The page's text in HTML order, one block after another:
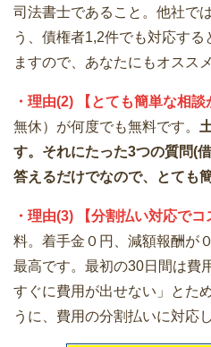
司法書士であること。他社で
う、債権者1,2件でも対応す
ますので、あなたにもオスス
・理由(2) 【とても簡単な相談
無休）が何度でも無料です。
す。それにたった3つの質問(
答えるだけでなので、とても
・理由(3) 【分割払い対応でコ
料。着手金０円、減額報酬が
最高です。最初の30日間は費
すぐに費用が出せない」とた
うに、費用の分割払いに対応